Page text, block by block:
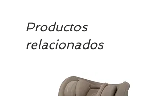
Productos
relacionados